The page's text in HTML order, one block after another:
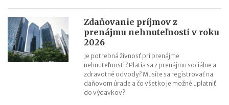
Zdaňovanie príjmov z
prenájmu nehnuteľnosti v roku
2026
Je potrebná živnosť pri prenájme
nehnuteľnosti? Platia sa z prenájmu sociálne a
zdravotné odvody? Musíte sa registrovať na
daňovom úrade a čo všetko je možné uplatniť
do výdavkov?